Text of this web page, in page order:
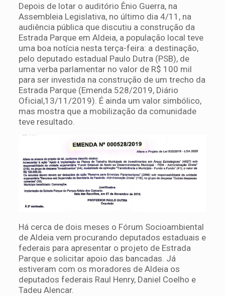
Depois de lotar o auditório Ênio Guerra, na
Assembleia Legislativa, no último dia 4/11, na
audiência pública que discutiu a construção da
Estrada Parque em Aldeia, a população local teve
uma boa notícia nesta terça-feira: a destinação,
pelo deputado estadual Paulo Dutra (PSB), de
uma verba parlamentar no valor de R$ 100 mil
para ser investida na construção de um trecho da
Estrada Parque (Emenda 528/2019, Diário
Oficial,13/11/2019). É ainda um valor simbólico,
mas mostra que a mobilização da comunidade
teve resultado.
Há cerca de dois meses o Fórum Socioambiental
de Aldeia vem procurando deputados estaduais e
federais para apresentar o projeto de Estrada
Parque e solicitar apoio das bancadas. Já
estiveram com os moradores de Aldeia os
deputados federais Raul Henry, Daniel Coelho e
Tadeu Alencar.